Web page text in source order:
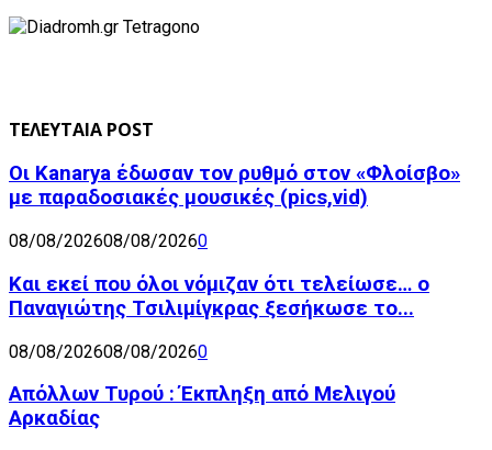
ΤΕΛΕΥΤΑΙΑ POST
Οι Kanarya έδωσαν τον ρυθμό στον «Φλοίσβο»
με παραδοσιακές μουσικές (pics,vid)
08/08/202608/08/20260
Και εκεί που όλοι νόμιζαν ότι τελείωσε… ο
Παναγιώτης Τσιλιμίγκρας ξεσήκωσε το...
08/08/202608/08/20260
Απόλλων Τυρού : Έκπληξη από Μελιγού
Αρκαδίας